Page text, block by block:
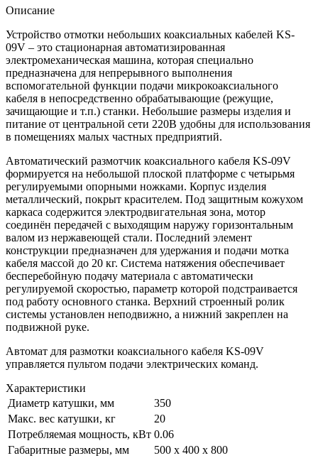
Описание
Устройство отмотки небольших коаксиальных кабелей KS-
09V – это стационарная автоматизированная
электромеханическая машина, которая специально
предназначена для непрерывного выполнения
вспомогательной функции подачи микрокоаксиального
кабеля в непосредственно обрабатывающие (режущие,
зачищающие и т.п.) станки. Небольшие размеры изделия и
питание от центральной сети 220В удобны для использования
в помещениях малых частных предприятий.
Автоматический размотчик коаксиального кабеля KS-09V
формируется на небольшой плоской платформе с четырьмя
регулируемыми опорными ножками. Корпус изделия
металлический, покрыт красителем. Под защитным кожухом
каркаса содержится электродвигательная зона, мотор
соединён передачей с выходящим наружу горизонтальным
валом из нержавеющей стали. Последний элемент
конструкции предназначен для удержания и подачи мотка
кабеля массой до 20 кг. Система натяжения обеспечивает
бесперебойную подачу материала с автоматически
регулируемой скоростью, параметр которой подстраивается
под работу основного станка. Верхний строенный ролик
системы установлен неподвижно, а нижний закреплен на
подвижной руке.
Автомат для размотки коаксиального кабеля KS-09V
управляется пультом подачи электрических команд.
Характеристики
Диаметр катушки, мм
350
Макс. вес катушки, кг
20
Потребляемая мощность, кВт 0.06
Габаритные размеры, мм
500 х 400 х 800